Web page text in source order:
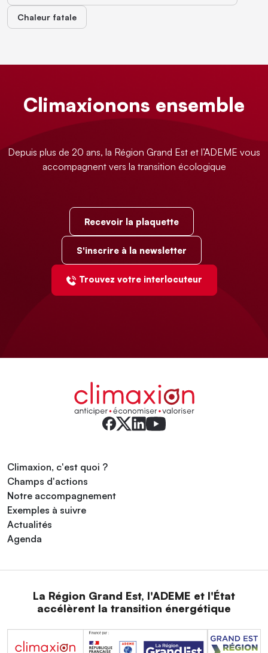
Chaleur fatale
Climaxionons ensemble
Depuis plus de 20 ans, la Région Grand Est et l’ADEME vous
accompagnent vers la transition écologique
Recevoir la plaquette
S'inscrire à la newsletter
Trouvez votre interlocuteur
Climaxion, c'est quoi ?
Champs d'actions
Notre accompagnement
Exemples à suivre
Actualités
Agenda
La Région Grand Est, l'ADEME et l'État
accélèrent la transition énergétique